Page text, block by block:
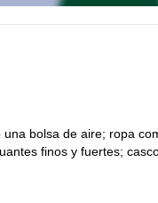
bolsa de aire; ropa
finos y fuertes;